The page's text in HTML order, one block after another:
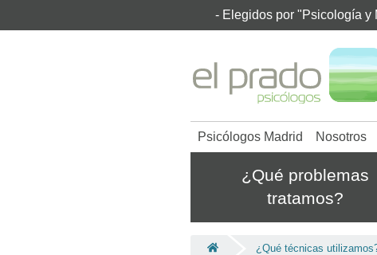
- Elegidos por "Psicología y
Psicólogos Madrid Nosotros
¿Qué problemas
tratamos?
¿Qué técnicas